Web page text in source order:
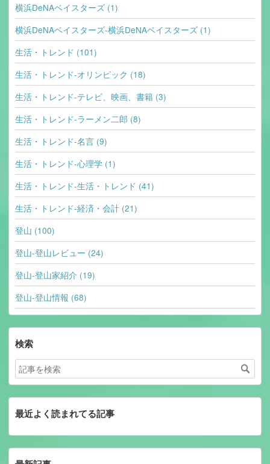
横浜DeNAベイスターズ (1)
横浜DeNAベイスターズ-横浜DeNAベイスターズ (1)
生活・トレンド (101)
生活・トレンド-オリンピック (18)
生活・トレンド-テレビ、映画、書籍 (3)
生活・トレンド-ラーメン二郎 (8)
生活・トレンド-名言 (9)
生活・トレンド-心理学 (1)
生活・トレンド-生活・トレンド (41)
生活・トレンド-経済・会計 (21)
登山 (100)
登山-登山レビュー (24)
登山-登山家紹介 (19)
登山-登山情報 (68)
検索
最近よく読まれてる記事